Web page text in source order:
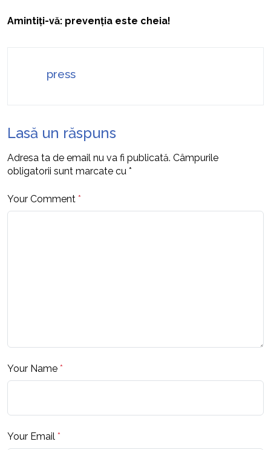
Amintiți-vă: prevenția este cheia!
press
Lasă un răspuns
Adresa ta de email nu va fi publicată. Câmpurile
obligatorii sunt marcate cu *
Your Comment *
Your Name *
Your Email *